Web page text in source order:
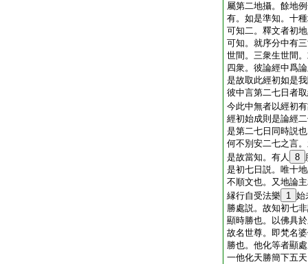
屬第二地攝。餘地
有。如是準知。十
可知二。釋文者初
可知。就序分中有
世間。三衆生世間
四衆。彼論經中爲
是故取此經初如是
彼中言第二七日者
今此中無者以經初
經初始成則是論經
是第二七日同時説
何不別安二七之言
是故當知。有人
8
是初七日説。唯十
不順文也。又地論
縁行自受法樂 1 始
勝處説。故知初七
顯時勝也。以佛具
故名世尊。即梵名
勝也。他化等者顯
一他化天勝簡下五